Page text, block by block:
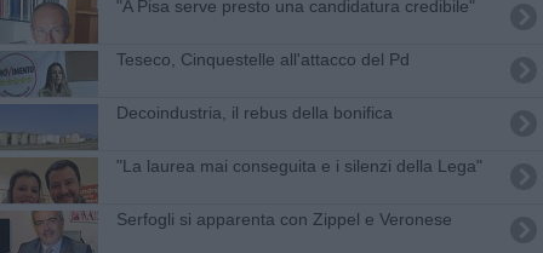
"A Pisa serve presto una candidatura credibile"
Teseco, Cinquestelle all'attacco del Pd
Decoindustria, il rebus della bonifica
"La laurea mai conseguita e i silenzi della Lega"
Serfogli si apparenta con Zippel e Veronese